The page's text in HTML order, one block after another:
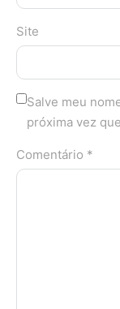
Site
Salve meu
próxima vez
Comentário *